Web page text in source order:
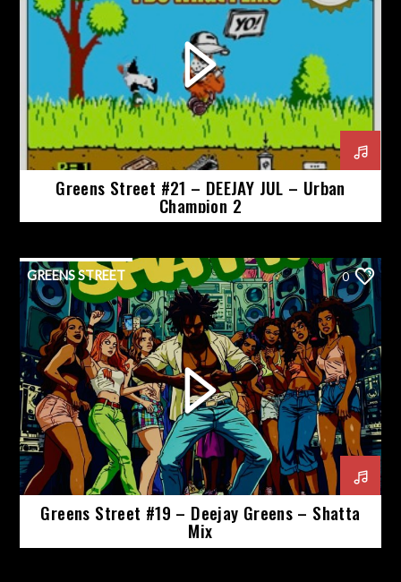
Greens Street #21 – DEEJAY JUL – Urban
Champion 2
GREENS STREET 0
Greens Street #19 – Deejay Greens – Shatta
Mix